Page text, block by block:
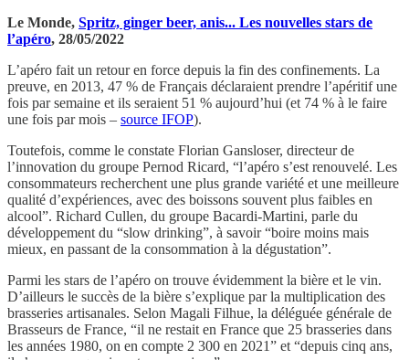
Le Monde, Spritz, ginger beer, anis... Les nouvelles stars de
l’apéro, 28/05/2022
L’apéro fait un retour en force depuis la fin des confinements. La
preuve, en 2013, 47 % de Français déclaraient prendre l’apéritif une
fois par semaine et ils seraient 51 % aujourd’hui (et 74 % à le faire
une fois par mois – source IFOP).
Toutefois, comme le constate Florian Gansloser, directeur de
l’innovation du groupe Pernod Ricard, “l’apéro s’est renouvelé. Les
consommateurs recherchent une plus grande variété et une meilleure
qualité d’expériences, avec des boissons souvent plus faibles en
alcool”. Richard Cullen, du groupe Bacardi-Martini, parle du
développement du “slow drinking”, à savoir “boire moins mais
mieux, en passant de la consommation à la dégustation”.
Parmi les stars de l’apéro on trouve évidemment la bière et le vin.
D’ailleurs le succès de la bière s’explique par la multiplication des
brasseries artisanales. Selon Magali Filhue, la déléguée générale de
Brasseurs de France, “il ne restait en France que 25 brasseries dans
les années 1980, on en compte 2 300 en 2021” et “depuis cinq ans,